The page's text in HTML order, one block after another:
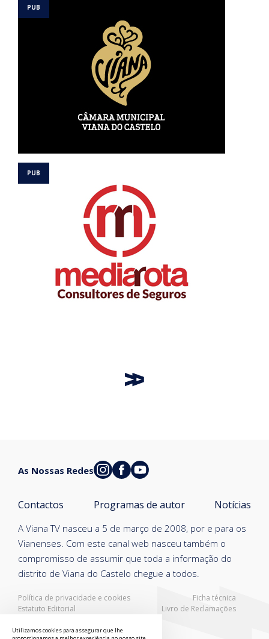
Política de privacidade e cookies
Ficha técnica
Estatuto Editorial
Livro de Reclamações
A Viana TV nasceu a 5 de março de 2008, por e para os
Vianenses. Com este canal web nasceu também o
compromisso de assumir que toda a informação do
distrito de Viana do Castelo chegue a todos.
Contactos Programas de autor Notícias
As Nossas Redes
Utilizamos cookies para assegurar que lhe